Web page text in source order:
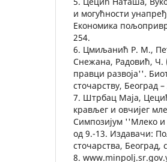
и могућности
Економика
254.
6. Цмиљанић Р. М.,
Снежана, Радовић, Ч.
правци развоја''.
сточарству, Београд
7. Штрбац Маја,
крављег и овчијег
Симпозијум ''Млеко и
од 9.-13. Издавачи:
сточарства, Београд,
8.